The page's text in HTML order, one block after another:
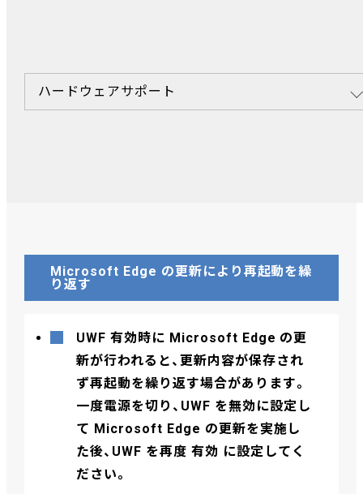
ハードウェアサポート
Microsoft Edge の更新により再起動を繰
り返す
UWF 有効時に Microsoft Edge の更
新が行われると、更新内容が保存され
ず再起動を繰り返す場合があります。
一度電源を切り、UWF を無効に設定し
て Microsoft Edge の更新を実施し
た後、UWF を再度 有効 に設定してく
ださい。